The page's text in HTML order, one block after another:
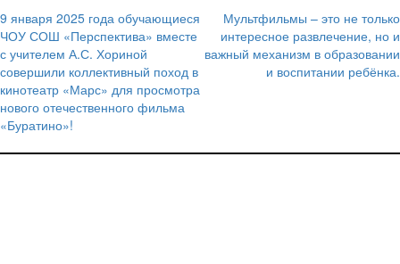
Навигация
по
записям
9 января 2025 года обучающиеся
ЧОУ СОШ «Перспектива» вместе
с учителем А.С. Хориной
совершили коллективный поход в
кинотеатр «Марс» для просмотра
нового отечественного фильма
«Буратино»!
Мультфильмы – это не только
интересное развлечение, но и
важный механизм в образовании
и воспитании ребёнка.